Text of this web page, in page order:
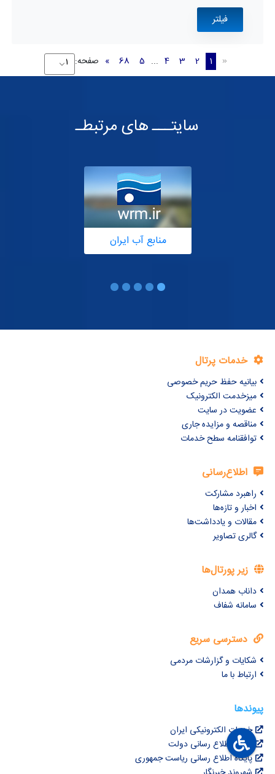
«
1
2
3
4
...
5
68
» صفحه:
سایتـــ های مرتبطـ
منابع آب ایران
خدمات پرتال
بیانیه حفظ حریم خصوصی
میزخدمت الکترونیک
عضویت در سایت
مناقصه و مزایده جاری
توافقنامه سطح خدمات
اطلاع‌رسانی
راهبرد مشارکت
اخبار و تازه‌ها
مقالات و یادداشت‌ها
گالری تصاویر
زیر پورتال‌ها
داناب همدان
سامانه شفاف
دسترسی سریع
شکایات و گزارشات مردمی
ارتباط با ما
پیوندها
خدمات الکترونیکی ایران
پایگاه اطلاع رسانی دولت
پایگاه اطلاع رسانی ریاست جمهوری